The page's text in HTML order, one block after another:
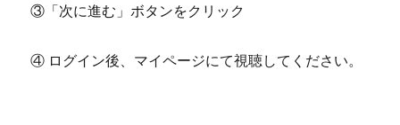
③「次に進む」ボタンをクリック
④ ログイン後、マイページにて視聴してください。